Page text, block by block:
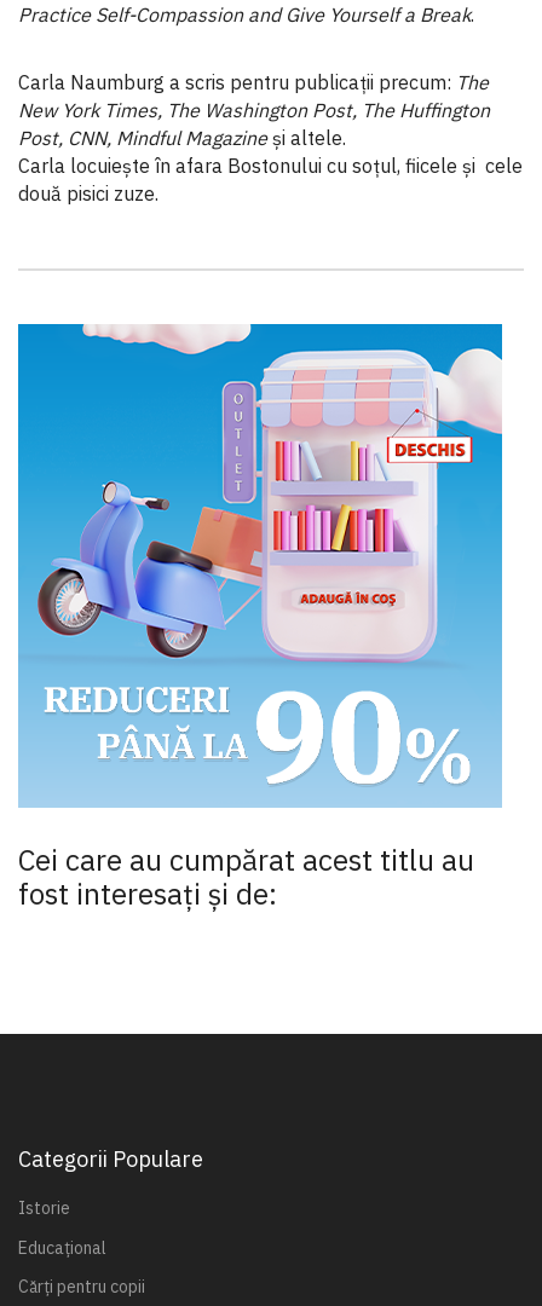
Practice Self-Compassion and Give Yourself a Break.
Carla Naumburg a scris pentru publicații precum: The
New York Times, The Washington Post, The Huffington
Post, CNN, Mindful Magazineși altele.
Carla locuiește în afara Bostonului cu soțul, fiicele și cele
două pisici zuze.
Cei care au cumpărat acest titlu au
fost interesaţi şi de:
Categorii Populare
Istorie
Educațional
Cărți pentru copii